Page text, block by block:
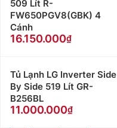
509 Lít R-
FW650PGV8(GBK) 4
Cánh
16.150.000
Tủ Lạnh LG Inverter Side
By Side 519 Lít GR-
B256BL
11.000.000